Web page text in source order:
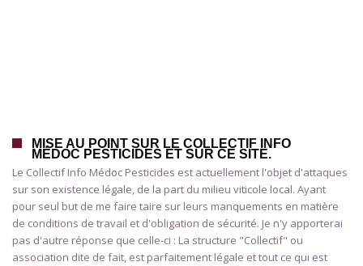
MISE AU POINT SUR LE COLLECTIF INFO
MÉDOC PESTICIDES ET SUR CE SITE.
Le Collectif Info Médoc Pesticides est actuellement l'objet d'attaques
sur son existence légale, de la part du milieu viticole local. Ayant
pour seul but de me faire taire sur leurs manquements en matière
de conditions de travail et d'obligation de sécurité. Je n'y apporterai
pas d'autre réponse que celle-ci : La structure "Collectif" ou
association dite de fait, est parfaitement légale et tout ce qui est